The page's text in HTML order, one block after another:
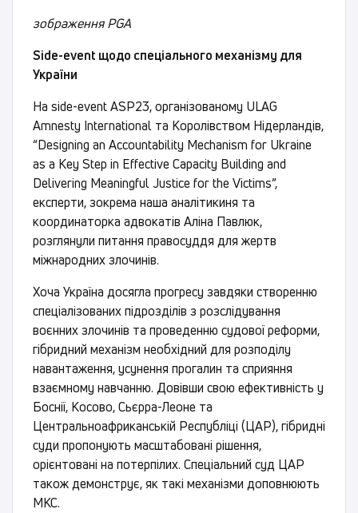
зображення PGA
Side-event щодо спеціального механізму для
України
На side-event ASP23, організованому ULAG
Amnesty International та Королівством Нідерландів,
“Designing an Accountability Mechanism for Ukraine
as a Key Step in Effective Capacity Building and
Delivering Meaningful Justice for the Victims”,
експерти, зокрема наша аналітикиня та
координаторка адвокатів Аліна Павлюк,
розглянули питання правосуддя для жертв
міжнародних злочинів.
Хоча Україна досягла прогресу завдяки створенню
спеціалізованих підрозділів з розслідування
воєнних злочинів та проведенню судової реформи,
гібридний механізм необхідний для розподілу
навантаження, усунення прогалин та сприяння
взаємному навчанню. Довівши свою ефективність у
Боснії, Косово, Сьєрра-Леоне та
Центральноафриканській Республіці (ЦАР), гібридні
суди пропонують масштабовані рішення,
орієнтовані на потерпілих. Спеціальний суд ЦАР
також демонструє, як такі механізми доповнюють
МКС.